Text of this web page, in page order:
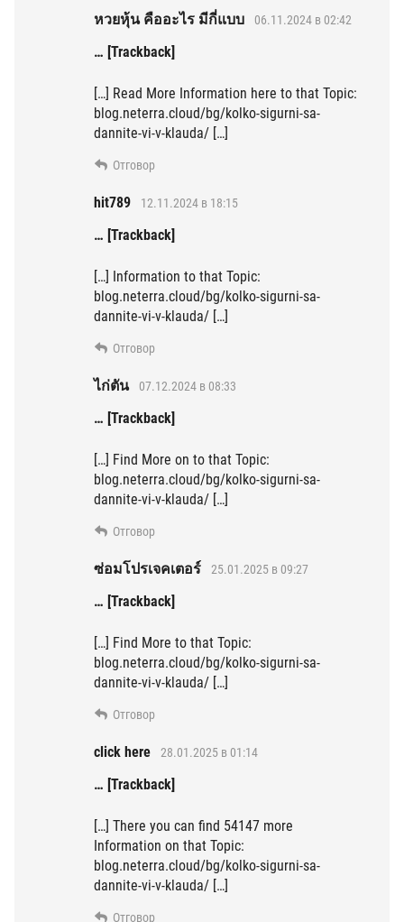
หวยหุ้น คืออะไร มีกี่แบบ 06.11.2024 в 02:42
… [Trackback]
[…] Read More Information here to that Topic:
blog.neterra.cloud/bg/kolko-sigurni-sa-
dannite-vi-v-klauda/ […]
Отговор
hit789 12.11.2024 в 18:15
… [Trackback]
[…] Information to that Topic:
blog.neterra.cloud/bg/kolko-sigurni-sa-
dannite-vi-v-klauda/ […]
Отговор
ไก่ตัน 07.12.2024 в 08:33
… [Trackback]
[…] Find More on to that Topic:
blog.neterra.cloud/bg/kolko-sigurni-sa-
dannite-vi-v-klauda/ […]
Отговор
ซ่อมโปรเจคเตอร์ 25.01.2025 в 09:27
… [Trackback]
[…] Find More to that Topic:
blog.neterra.cloud/bg/kolko-sigurni-sa-
dannite-vi-v-klauda/ […]
Отговор
click here 28.01.2025 в 01:14
… [Trackback]
[…] There you can find 54147 more
Information on that Topic:
blog.neterra.cloud/bg/kolko-sigurni-sa-
dannite-vi-v-klauda/ […]
Отговор